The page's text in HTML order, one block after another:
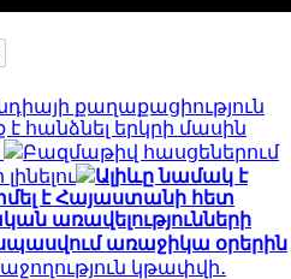
քաղաքացիություն
հանձնել երկրի մասին
Բազմաթիվ հասցեներում
Ալիևը նամակ է
է Հայաստանի հետ
առավելությունների
առաջիկա օրերին
կթափվի․